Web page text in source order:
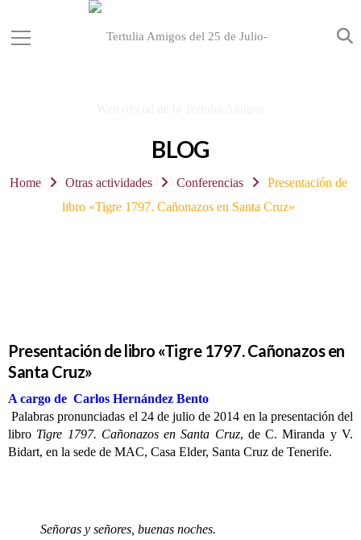
BLOG
Home Otras actividades Conferencias
Presentación de
libro «Tigre 1797. Cañonazos en Santa Cruz»
Presentación de libro «Tigre 1797. Cañonazos en
Santa Cruz»
A cargo de Carlos Hernández Bento
Palabras pronunciadas el 24 de julio de 2014 en la presentación del
libro Tigre 1797. Cañonazos en Santa Cruz, de C. Miranda y V.
Bidart, en la sede de MAC, Casa Elder, Santa Cruz de Tenerife.
Señoras y señores, buenas noches.